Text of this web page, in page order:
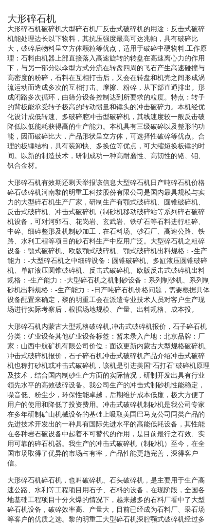
大形碎石机
大形碎石机破碎机大型碎石机厂反击式破碎机的用途：反击式破碎
机能处理边长以下物料，其抗压强度最高可达兆帕，具有破碎比
大，破碎后物料呈立方体颗粒等优点，适用于破碎中硬物料.工作原
理：石料由机器上部直接落入高速旋转的转盘在高速离心力的作用
下，与另一部分以伞型方式分流在转盘四周的飞石产生高速碰撞与
高密度的粉碎，石料在互相打击后，又会在转盘和机壳之间形成涡
流运动而造成多次的互相打击、摩擦、粉碎，从下部直通排出。形
成闭路多次循环，由筛分设备控制达到所要求的粒度。特点：转子
的背板能承受转子极高的转动惯量和锤头的冲击破碎力。本机经优
化设计成低转速、多破碎腔冲击型破碎机，其线速度较一般反击破
降低以低能耗获得高的生产能力。本机具有三级破碎以及整形的功
能，因而破碎比大，产品形状呈立方体，可选择性破碎等优点。合
理的板锤结构，具有装卸快、多换位等优点，可大缩短换板锤的时
间。以新的制造技术，研制成功一种高耐磨性、高韧性的铬、钼、
钒合金材。
大形碎石机有效期还剩天举报该信息大型碎石机日产吨碎石机价格
碎石破碎机河南黎的明重工科技股份有限公司是国内最具规模与实
力的大型碎石机生产厂家，研制生产有颚式破碎机、圆锥破碎机、
反击式破碎机、冲击式破碎机（制砂机移动破碎站等系列碎石破碎
机设备，可对河卵石、花岗岩、玄武岩、铁矿石等石料进行粗碎、
中碎、细碎整形及机制砂加工，在石料场、砂石厂、高速公路、铁
路、水利工程等项目的砂石料生产中应用广泛。大型碎石机之粗碎
设备：颚式破碎机、欧版颚式破碎机、颚式破碎机出料规格：-生产
能力：-大型碎石机之中细碎设备：圆锥破碎机、多缸液压圆锥破碎
机、单缸液压圆锥破碎机、反击式破碎机、欧版反击式破碎机出料
规格：-生产能力：-大型碎石机之机制砂设备：系列制砂机、系列制
砂机出料规格：-生产能力：-日产吨碎石机价格问题，需要根据具体
设备配置来确定，黎的明重工会在派遣专业技术人员对客户生产现
场进行实际考察后，根据场地规模、产量、出料规格、成本投。
大形碎石机内蒙古大型规格破碎机,冲击式破碎机报价，石子碎石机
分类：矿业设备其他矿业设备标签：暂未录入产地：北京品牌：厂
家：山西中航矿机有限公司价位：面议更新内蒙古大型规格破碎机,
冲击式破碎机报价，石子碎石机冲击式破碎机产品介绍冲击式破碎
机也称打砂机或冲击式破碎机，该机是引进美国“石打石”破碎机原理
及技术，结合国内制砂生产方面的实际情况，研制开发出具有行业
领先水平的高效破碎设备。我公司生产的冲击式制砂机性能稳定，
噪音低、粉尘少，环保性能卓越，后期维护成本低廉，极大方便了
用户的使用和降低了投资费用。冲击式破碎机制砂机是我公司专家
在多年研制矿山机械设备的基础上吸取美国巴马克公司同类产品的
先进技术开发出的一种具有国际先进水平的高能低耗设备，其性能
在各种岩石破设备中起着不可替代的作用，是目前最行之有效、实
用可靠的碎石机器。我生产的冲击式破碎机（制砂机）至今，在全
国市场取得了优异的市场占有率，产品性能更趋完善，深得客户
信。
大形碎石机碎石机，也叫破碎机、石头破碎机，是主要用于生产高
速公路、水利等工程项目用石子、石料的设备，在现阶段，全国各
地基础工程项目十分火爆的情况下，越来越多的石料厂看中了大型
碎石机设备，破碎效率高、产量大，目前已经成为石料厂、采石场
等客户的优质之选。黎的明重工大型碎石机深腔颚式破碎机经过多